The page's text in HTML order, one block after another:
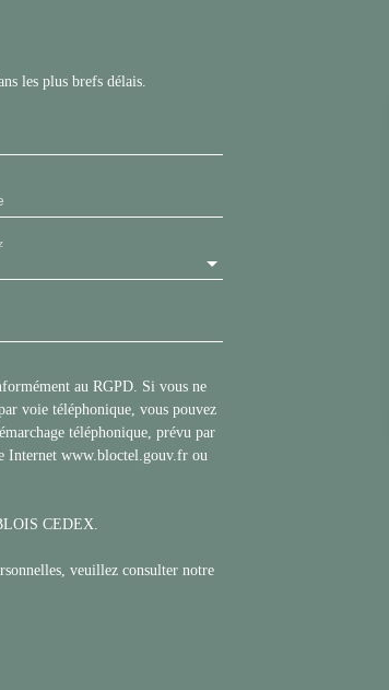
les plus brefs délais.
au RGPD. Si vous ne
voie téléphonique, vous pouvez
téléphonique, prévu par
Internet www.bloctel.gouv.fr ou
CEDEX.
veuillez consulter notre